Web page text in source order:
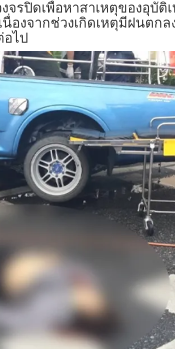
จรปิดเพื่อหาสาเหตุของอุบั
องจากช่วงเกิดเหตุมีฝนตก
ไป